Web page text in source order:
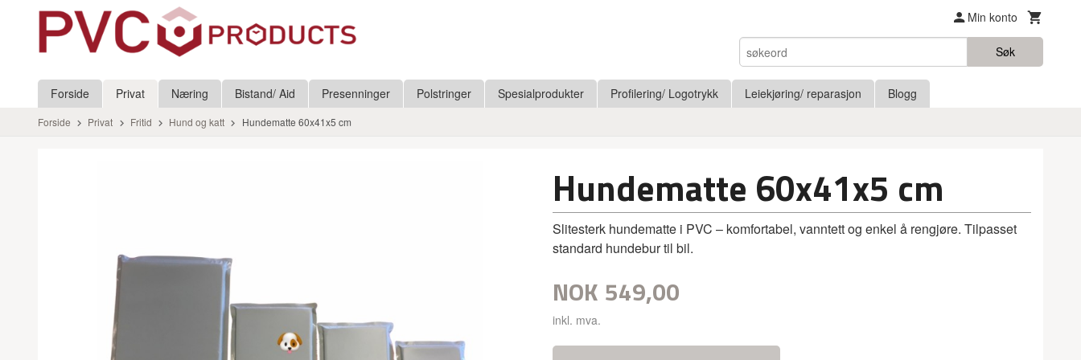
Min konto
Søk
Produkter
Forside Privat Næring Bistand/ Aid Presenninger Polstringer Spesialprodukter Profilering/ Logotrykk Leiekjøring/ reparasjon Blogg
Forside Privat Fritid Hund og katt Hundematte 60x41x5 cm
Hundematte 60x41x5 cm
Slitesterk hundematte i PVC – komfortabel, vanntett og enkel å rengjøre. Tilpasset
standard hundebur til bil.
NOK 549,00
inkl. mva.